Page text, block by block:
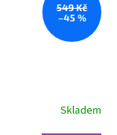
549 Kč
–45 %
Skladem